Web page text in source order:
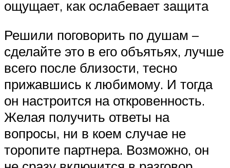
ощущает, как ослабевает защита
Решили поговорить по душам –
сделайте это в его объятьях, лучше
всего после близости, тесно
прижавшись к любимому. И тогда
он настроится на откровенность.
Желая получить ответы на
вопросы, ни в коем случае не
торопите партнера. Возможно, он